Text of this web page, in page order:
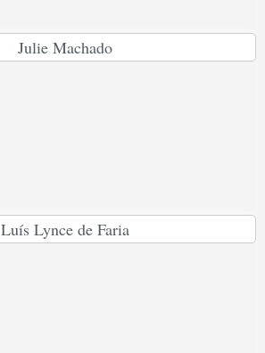
Julie Machado
Luís Lynce de Faria